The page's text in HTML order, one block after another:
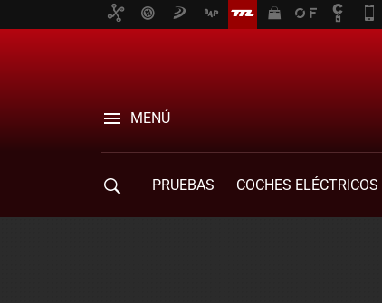
MENÚ
PRUEBAS COCHES ELÉCTRICOS